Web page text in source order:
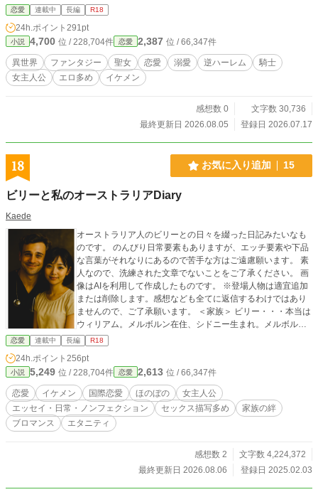
ートな男たちだった！ 「ヘスティア様、移動の間も『繋げっ
ぱなし』でいなければ危険ですよ？」 氷の騎士団長、腹黒
な副団長、魔力責めをしてくるドSな魔導士団長、規格外の馬
力を持つ大型犬副団長、さらには完全管理を企むエリート宰
相に、怪しい薬を飲ませてくる薬師長まで――！？ （ちょっ
と待って、どいつもこいつも性癖の癖が強すぎるのよ！！）
24時間ノンストップ、入れ替わり立ち替わりで愛され、注
（？）な日々に戸惑いながらも、抗えない快楽の沼へと蕩か
されていく、淫らで甘い神殿生活が今、幕を開ける！ 【読者
ィ寄り・ツッコミ多めの等身大ヒロインでお送りします。過
激なシーンを含みますのでご注意ください。 ※ゆるふわ設定
い。
恋愛 連載中 長編 R18
24h.ポイント 291pt
小説 4,700 位 / 228,704件 恋愛 2,387 位 / 66,347件
異世界 ファンタジー 聖女 恋愛 溺愛 逆ハーレム
騎士
女主人公
エロ多め イケメン
感想数 0
文字数 30,736
最終更新日 2026.08.05
登録日 2026.07.17
18 お気に入り追加 15
ビリーと私のオーストラリアDiary
Kaede
オーストラリア人のビリーとの日々を綴った日記みたいなも
のです。 のんびり日常要素もありますが、エッチ要素や下品
な言葉がそれなりにあるので苦手な方はご遠慮願います。 素
人なので、洗練された文章でないことをご了承ください。 画
像はAIを利用して作成したものです。 ※登場人物は適宜追加
または削除します。感想なども全てに返信するわけではあり
ませんので、ご了承願います。 ＜家族＞ ビリー・・・本当は
ウィリアム。メルボルン在住、シドニー生まれ。メルボルン
大学卒、現在勤務医。 楓・・・私。翻訳家兼語学学校の事務
員。ビリーの家族とか知り合いは「カエ」って呼ぶ。 グウェ
ン・・・ビリーのお母さん。ブティック経営者。 メーガ
ン・・・ビリーの妹。教師。サーフィン大好き。ブリスベン
在住。 ノエル・・・ビリーのお兄さん。ビリーより3つ年
上。カンタス航空の航空エンジニア。 父と母・・・名前は
「ジュン」と「ミカ」。横浜に住んでいる。 ザンダー・・・
ビリーの甥。 メイ・・・私とビリーの娘。 ＜病院関係者＞
リン・・・整形外科医。私のお友達。 アダム・・・ビリーの
同僚で大学時代からの大親友。今では私の親友みたいな人。
デニー・・・産婦人科医。テッドと交際しているお姉さんが
いる。 ネイト・・・ビリーの友人の消化器内科医。レイチェ
恋愛 連載中 長編 R18
24h.ポイント 256pt
小説 5,249 位 / 228,704件 恋愛 2,613 位 / 66,347件
恋愛 イケメン 国際恋愛 ほのぼの
女主人公
エッセイ・日常・ノンフェクション
セックス描写多め
家族の絆
ブロマンス
エタニティ
感想数 2
文字数 4,224,372
最終更新日 2026.08.06
登録日 2025.02.03